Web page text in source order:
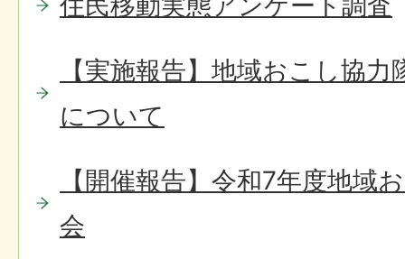
【実施報告】地域おこし協
について
【開催報告】令和7年度地域
会